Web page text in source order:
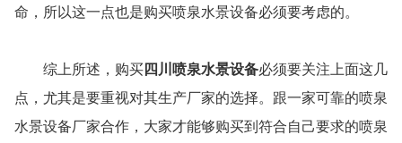
命，所以这一点也是购买喷泉水景设备必须要考虑的。
综上所述，购买四川喷泉水景设备必须要关注上面这几
点，尤其是要重视对其生产厂家的选择。跟一家可靠的喷泉
水景设备厂家合作，大家才能够购买到符合自己要求的喷泉